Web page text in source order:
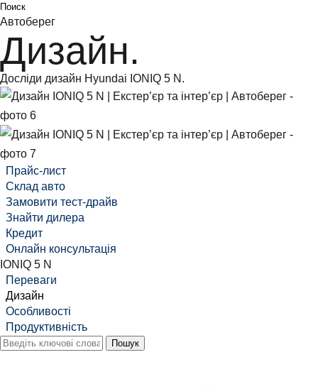
Поиск
Автоберег
Дизайн.
Досліди дизайн Hyundai IONIQ 5 N.
Прайс-лист
Склад авто
Замовити тест-драйв
Знайти дилера
Кредит
Онлайн консультація
IONIQ 5 N
Переваги
Дизайн
Особливості
Продуктивність